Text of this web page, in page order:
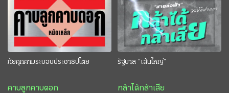
ภัยคุกคามระบอบประชาธิปไตย
คาบลูกคาบดอก
รัฐบาล “เส้นใหญ่”
กล้าได้กล้าเสีย